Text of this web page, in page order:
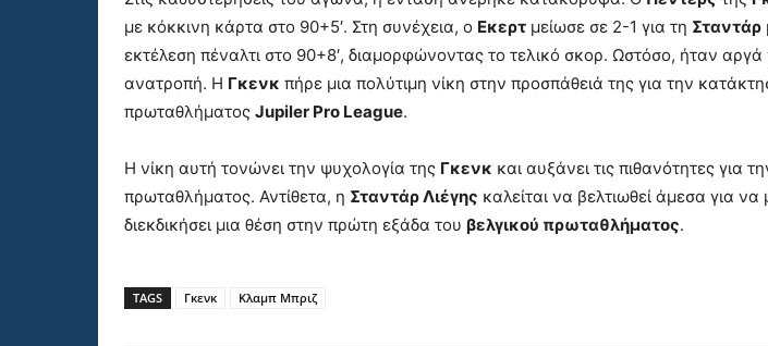
με κόκκινη κάρτα στο 90+5′. Στη συνέχεια, ο Εκερτ μείωσε σε 2-1 για τη Σταντάρ
εκτέλεση πέναλτι στο 90+8′, διαμορφώνοντας το τελικό σκορ. Ωστόσο, ήταν αργά
ανατροπή. Η Γκενκ πήρε μια πολύτιμη νίκη στην προσπάθειά της για την
πρωταθλήματος Jupiler Pro League.
Η νίκη αυτή τονώνει την ψυχολογία της Γκενκ και αυξάνει τις πιθανότητες για
πρωταθλήματος. Αντίθετα, η Σταντάρ Λιέγης καλείται να βελτιωθεί άμεσα για να
διεκδικήσει μια θέση στην πρώτη εξάδα του βελγικού πρωταθλήματος.
TAGS Γκενκ Κλαμπ Μπριζ